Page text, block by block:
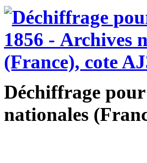
Déchiffrage
nationales